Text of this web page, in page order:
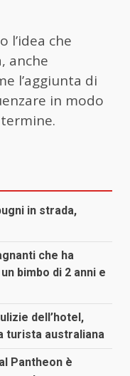
l’idea che
anche
l’aggiunta di
in modo
in strada,
che ha
bimbo di 2 anni e
dell’hotel,
turista australiana
Pantheon è